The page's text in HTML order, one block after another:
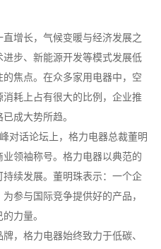
增长，气候变暖与经济发展之
步、新能源开发等模式发展低
焦点。在众多家用电器中，空
耗上占有很大的比例，企业推
成大势所趋。
话论坛上，格力电器总裁董明
领袖称号。格力电器以典范的
续发展。董明珠表示：一个企
参与国际竞争提供好的产品，
力量。
格力电器始终致力于低碳、